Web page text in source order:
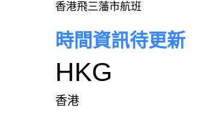
香港飛三藩市航班
時間資訊待更新
HKG
香港